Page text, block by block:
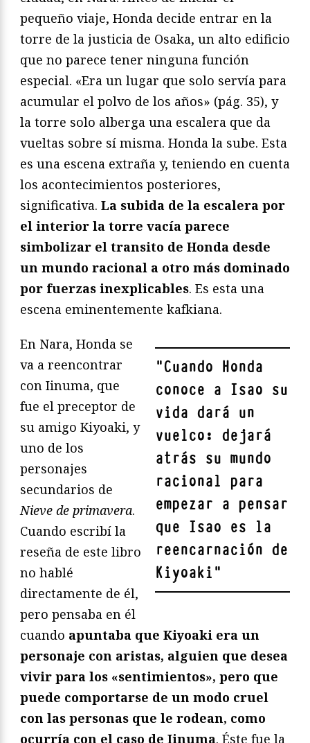
pequeño viaje, Honda decide entrar en la
torre de la justicia de Osaka, un alto edificio
que no parece tener ninguna función
especial. «Era un lugar que solo servía para
acumular el polvo de los años» (pág. 35), y
la torre solo alberga una escalera que da
vueltas sobre sí misma. Honda la sube. Esta
es una escena extraña y, teniendo en cuenta
los acontecimientos posteriores,
significativa. La subida de la escalera por
el interior la torre vacía parece
simbolizar el transito de Honda desde
un mundo racional a otro más dominado
por fuerzas inexplicables. Es esta una
escena eminentemente kafkiana.
"Cuando Honda
conoce a Isao su
vida dará un
vuelco: dejará
atrás su mundo
racional para
empezar a pensar
que Isao es la
reencarnación de
Kiyoaki"
En Nara, Honda se
va a reencontrar
con Iinuma, que
fue el preceptor de
su amigo Kiyoaki, y
uno de los
personajes
secundarios de
Nieve de primavera.
Cuando escribí la
reseña de este libro
no hablé
directamente de él,
pero pensaba en él
cuando apuntaba que Kiyoaki era un
personaje con aristas, alguien que desea
vivir para los «sentimientos», pero que
puede comportarse de un modo cruel
con las personas que le rodean, como
ocurría con el caso de Iinuma. Éste fue la